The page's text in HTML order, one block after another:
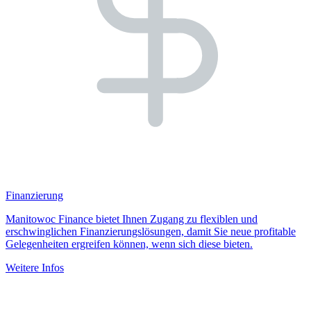
Finanzierung
Manitowoc Finance bietet Ihnen Zugang zu flexiblen und
erschwinglichen Finanzierungslösungen, damit Sie neue profitable
Gelegenheiten ergreifen können, wenn sich diese bieten.
Weitere Infos